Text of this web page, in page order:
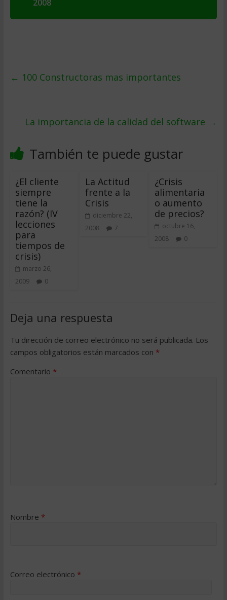
2008
← 100 Constructoras mas importantes
La importancia de la calidad del software →
También te puede gustar
¿El cliente
siempre
tiene la
razón? (IV 
lecciones
para
tiempos de
crisis)
marzo 26,
2009
0
La Actitud
frente a la
Crisis
diciembre 22,
2008
7
¿Crisis
alimentaria
o aumento
de precios?
octubre 16,
2008
0
Deja una respuesta
Tu dirección de correo electrónico no será publicada. Los
campos obligatorios están marcados con *
Comentario *
Nombre *
Correo electrónico *